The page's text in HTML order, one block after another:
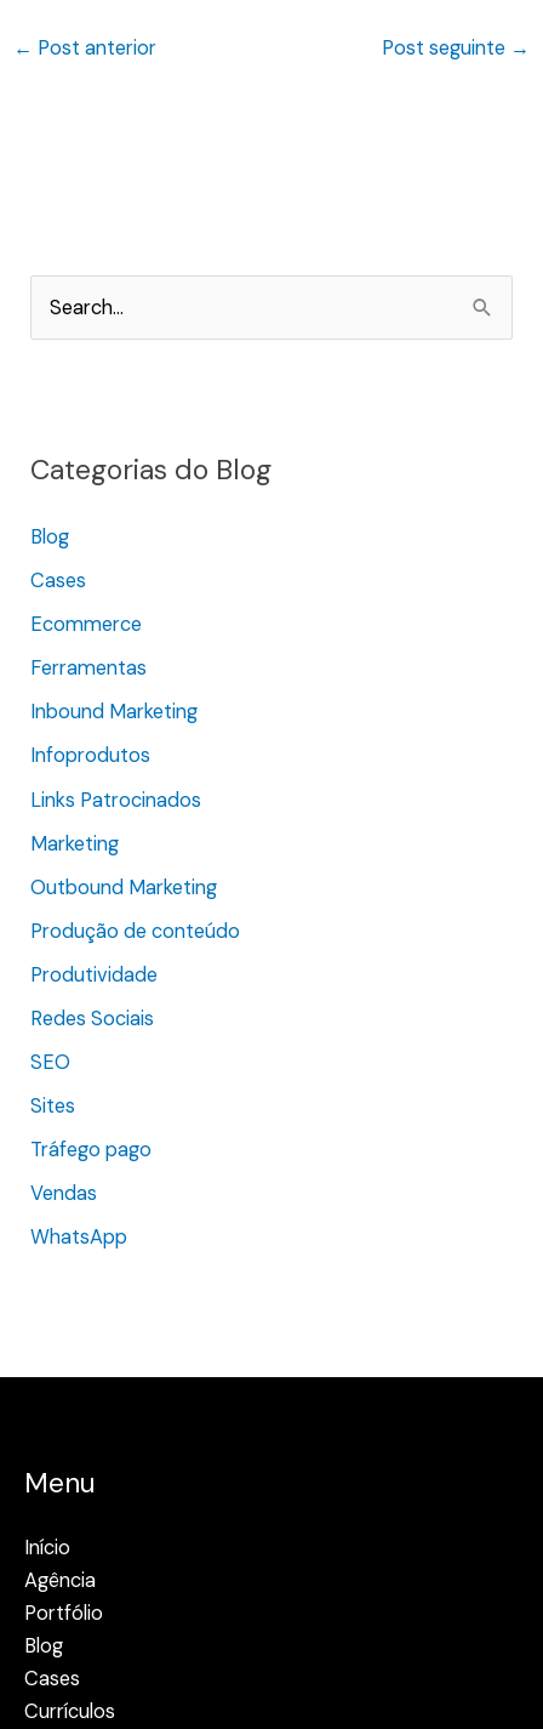
← Post anterior Post seguinte →
u
s
a
r
p
o
Categorias do Blog
Blog
Cases
Ecommerce
Ferramentas
Inbound Marketing
Infoprodutos
Links Patrocinados
Marketing
Outbound Marketing
Produção de conteúdo
Produtividade
Redes Sociais
SEO
Sites
Tráfego pago
Vendas
WhatsApp
Menu
Início
Agência
Portfólio
Blog
Cases
Currículos